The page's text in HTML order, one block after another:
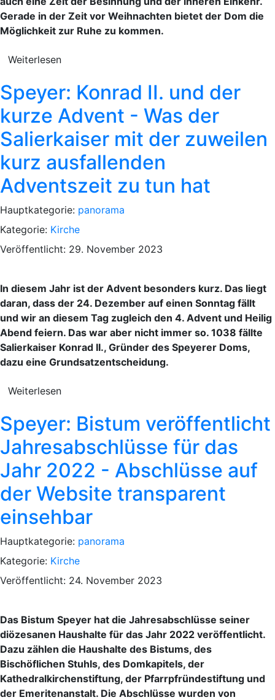
Gerade in der Zeit vor Weihnachten bietet der Dom die
Möglichkeit zur Ruhe zu kommen.
Weiterlesen
Speyer: Konrad II. und der
kurze Advent - Was der
Salierkaiser mit der zuweilen
kurz ausfallenden
Adventszeit zu tun hat
Hauptkategorie: panorama
Kategorie: Kirche
Veröffentlicht: 29. November 2023
In diesem Jahr ist der Advent besonders kurz. Das liegt
daran, dass der 24. Dezember auf einen Sonntag fällt
und wir an diesem Tag zugleich den 4. Advent und Heilig
Abend feiern. Das war aber nicht immer so. 1038 fällte
Salierkaiser Konrad II., Gründer des Speyerer Doms,
dazu eine Grundsatzentscheidung.
Weiterlesen
Speyer: Bistum veröffentlicht
Jahresabschlüsse für das
Jahr 2022 - Abschlüsse auf
der Website transparent
einsehbar
Hauptkategorie: panorama
Kategorie: Kirche
Veröffentlicht: 24. November 2023
Das Bistum Speyer hat die Jahresabschlüsse seiner
diözesanen Haushalte für das Jahr 2022 veröffentlicht.
Dazu zählen die Haushalte des Bistums, des
Bischöflichen Stuhls, des Domkapitels, der
Kathedralkirchenstiftung, der Pfarrpfründestiftung und
der Emeritenanstalt. Die Abschlüsse wurden von